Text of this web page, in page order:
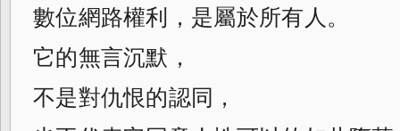
數位網路權利，是屬於所有人。
它的無言沉默，
不是對仇恨的認同，